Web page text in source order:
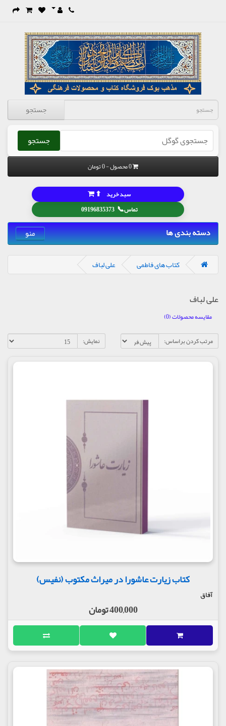
جستجو
جستجو
0 محصول - 0 تومان
تماس📞
09196835373
سبد خرید ⬆
دسته بندی ها منو
کتاب های فاطمی علی لباف
علی لباف
مقایسه محصولات (0)
مرتب کردن براساس:
نمایش:
کتاب زیارت عاشورا در میراث مکتوب (نفیس)
آفاق
400,000 تومان